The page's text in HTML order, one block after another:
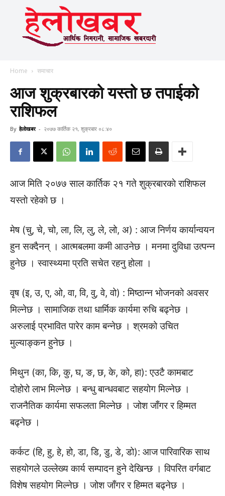
Home समाचार
आज शुक्रबारको यस्तो छ तपाईको
राशिफल
By हेलाेखबर - २०७७ कार्तिक २१, शुक्रबार ०८:४०
आज मिति २०७७ साल कार्तिक २१ गते शुक्रबारकाे राशिफल
यस्ताे रहेकाे छ ।
मेष (चु, चे, चो, ला, लि, लु, ले, लो, अ) : आज निर्णय कार्यान्वयन
हुन सक्दैनन् । आत्मबलमा कमी आउनेछ । मनमा दुविधा उत्पन्न
हुनेछ । स्वास्थ्यमा प्रति सचेत रहनु होला ।
वृष (इ, उ, ए, ओ, वा, वि, वु, वे, वो) : मिष्ठान्न भोजनको अवसर
मिल्नेछ । सामाजिक तथा धार्मिक कार्यमा रुचि बढ्नेछ ।
अरुलाई प्रभावित पारेर काम बन्नेछ । श्रमको उचित
मुल्याङ्कन हुनेछ ।
मिथुन (का, कि, कु, घ, ङ, छ, के, को, हा): एउटै कामबाट
दोहोरो लाभ मिल्नेछ । बन्धु बान्धवबाट सहयोग मिल्नेछ ।
राजनैतिक कार्यमा सफलता मिल्नेछ । जोश जाँगर र हिम्मत
बढ्नेछ ।
कर्कट (हि, हु, हे, हो, डा, डि, डु, डे, डो): आज पारिवारिक साथ
सहयोगले उल्लेख्य कार्य सम्पादन हुने देखिन्छ । विपरित वर्गबाट
विशेष सहयोग मिल्नेछ । जोश जाँगर र हिम्मत बढ्नेछ ।